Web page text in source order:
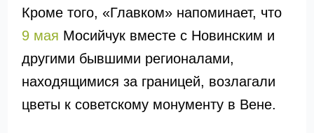
Кроме того, «Главком» напоминает, что
9 мая Мосийчук вместе с Новинским и
другими бывшими регионалами,
находящимися за границей, возлагали
цветы к советскому монументу в Вене.